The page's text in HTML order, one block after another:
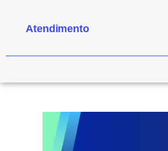
Atendimento